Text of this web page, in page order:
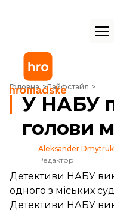
Головна Лайфстайл
У НАБУ повідомили про
У НАБУ
голови
Aleksander Dmytruk
Редактор
Детективи НАБУ
одного з міських
Детективи НАБУ